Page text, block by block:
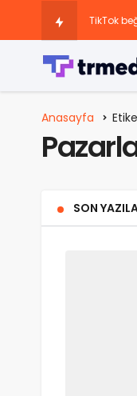
TikTok
Anasayfa
SON